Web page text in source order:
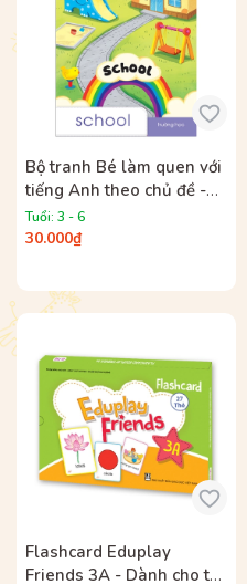
Bộ tranh Bé làm quen với
tiếng Anh theo chủ đề -
Chủ đề Trường mầm non
Tuổi: 3 - 6
30.000₫
Flashcard Eduplay
Friends 3A - Dành cho trẻ